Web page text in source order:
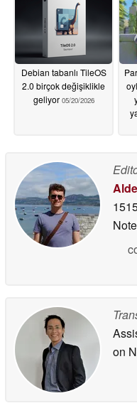
Debian tabanlı TileOS
2.0 birçok değişiklikle
geliyor 05/20/2026
on